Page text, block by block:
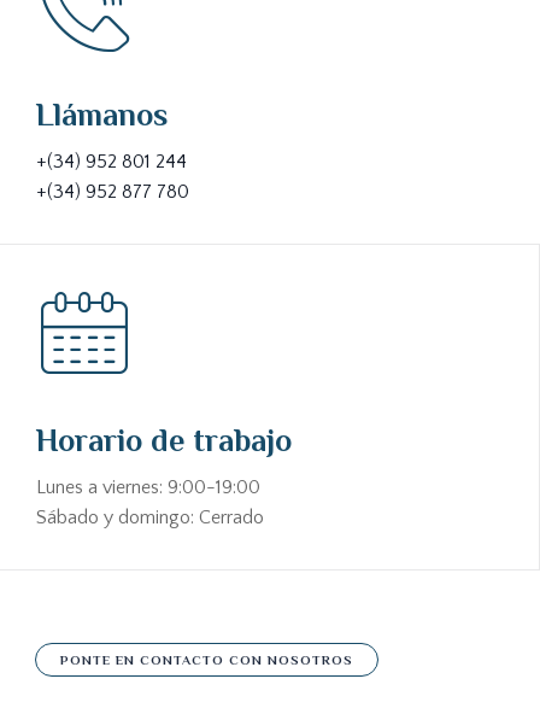
Llámanos
+(34) 952 801 244
+(34) 952 877 780
Horario de trabajo
Lunes a viernes: 9:00-19:00
Sábado y domingo: Cerrado
PONTE EN CONTACTO CON NOSOTROS